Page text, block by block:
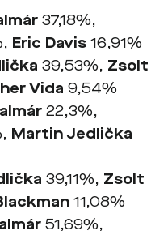
37,18%,
Eric Davis 16,91%
39,53%, Zsolt
Vida 9,54%
22,3%,
Martin Jedlička
39,11%, Zsolt
11,08%
51,69%,